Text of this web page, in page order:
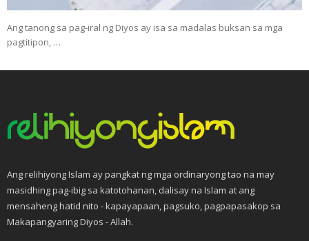
Ang tanong sa pag-iral ng Diyos ay isa sa madalas buksan sa mga
pagtitipon, …
Ang relihiyong Islam ay pangkat ng mga ordinaryong tao na may
masidhing pag-ibig sa katotohanan, dalisay na Islam at ang
mensaheng hatid nito - kapayapaan, pagsuko, pagpapasakop sa
Makapangyaring Diyos - Allah.